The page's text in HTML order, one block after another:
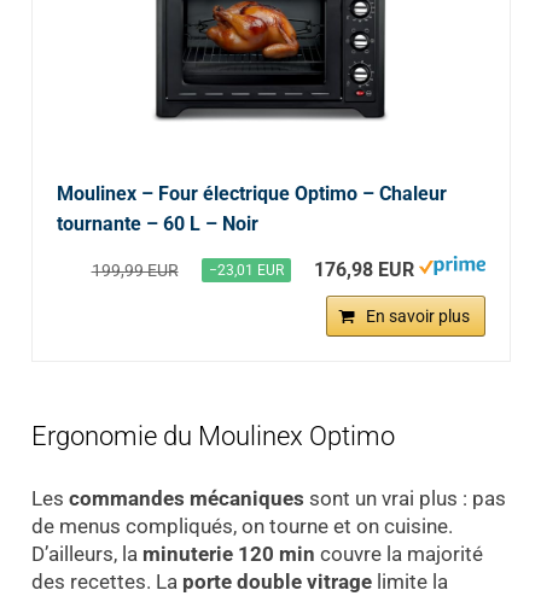
Moulinex – Four électrique Optimo – Chaleur
tournante – 60 L – Noir
199,99 EUR −23,01 EUR 176,98 EUR
En savoir plus
Ergonomie du Moulinex Optimo
Les commandes mécaniques sont un vrai plus : pas
de menus compliqués, on tourne et on cuisine.
D’ailleurs, la minuterie 120 min couvre la majorité
des recettes. La porte double vitragelimite la